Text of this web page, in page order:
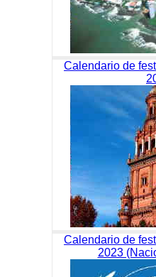
Calendario de
Calendario de
2023